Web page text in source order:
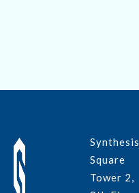
Synthesis
Square
Tower 2,